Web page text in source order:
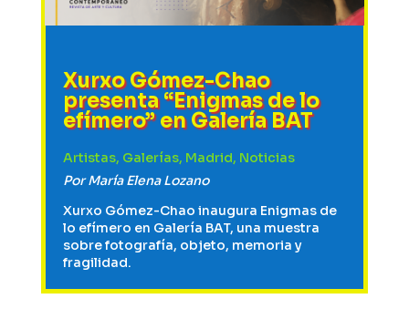
Xurxo Gómez-Chao
presenta “Enigmas de lo
efímero” en Galería BAT
Artistas, Galerías, Madrid, Noticias
PorMaría Elena Lozano
Xurxo Gómez-Chao inaugura Enigmas de
lo efímero en Galería BAT, una muestra
sobre fotografía, objeto, memoria y
fragilidad.